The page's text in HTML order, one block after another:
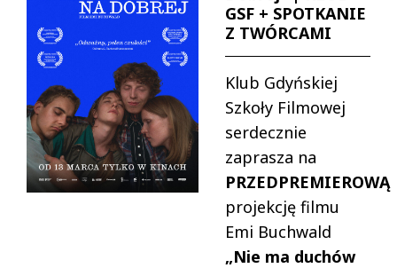
GSF + SPOTKANIE
Z TWÓRCAMI
Klub Gdyńskiej
Szkoły Filmowej
serdecznie
zaprasza na
PRZEDPREMIEROWĄ
projekcję filmu
Emi Buchwald
„Nie ma duchów